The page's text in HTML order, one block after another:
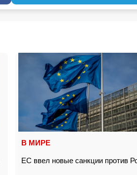
В МИРЕ
ЕС ввел новые санкции против